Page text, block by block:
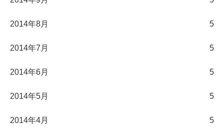
2014年8月 5
2014年7月 5
2014年6月 5
2014年5月 5
2014年4月 5